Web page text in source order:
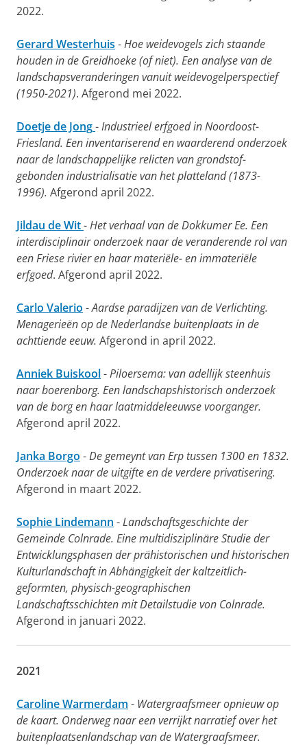
2022.
Gerard Westerhuis -Hoe weidevogels zich staande
houden in de Greidhoeke (of niet). Een analyse van de
landschapsveranderingen vanuit weidevogelperspectief
(1950-2021). Afgerond mei 2022.
Doetje de Jong-Industrieel erfgoed in Noordoost-
Friesland. Een inventariserend en waarderend onderzoek
naar de landschappelijke relicten van grondstof-
gebonden industrialisatie van het platteland (1873-
1996). Afgerond april 2022.
Jildau de Wit-Het verhaal van de Dokkumer Ee. Een
interdisciplinair onderzoek naar de veranderende rol van
een Friese rivier en haar materiële- en immateriële
erfgoed. Afgerond april 2022.
Carlo Valerio -Aardse paradijzen van de Verlichting.
Menagerieën op de Nederlandse buitenplaats in de
achttiende eeuw. Afgerond in april 2022.
Anniek Buiskool-Piloersema: van adellijk steenhuis
naar boerenborg. Een landschapshistorisch onderzoek
van de borg en haar laatmiddeleeuwse voorganger.
Afgerond april 2022.
Janka Borgo -De gemeynt van Erp tussen 1300 en 1832.
Onderzoek naar de uitgifte en de verdere privatisering.
Afgerond in maart 2022.
Sophie Lindemann -Landschaftsgeschichte der
Gemeinde Colnrade. Eine multidisziplinäre Studie der
Entwicklungsphasen der prähistorischen und historischen
Kulturlandschaft in Abhängigkeit der kaltzeitlich-
geformten, physisch-geographischen
Landschaftsschichten mit Detailstudie von Colnrade.
Afgerond in januari 2022.
2021
Caroline Warmerdam - Watergraafsmeer opnieuw op
de kaart. Onderweg naar een verrijkt narratief over het
buitenplaatsenlandschap van de Watergraafsmeer.